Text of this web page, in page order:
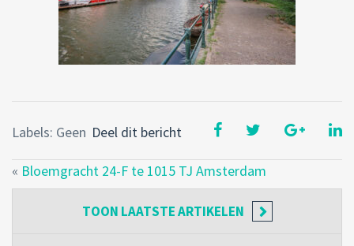
Deel dit bericht
Labels: Geen
« Bloemgracht 24-F te 1015 TJ Amsterdam
TOON LAATSTE ARTIKELEN